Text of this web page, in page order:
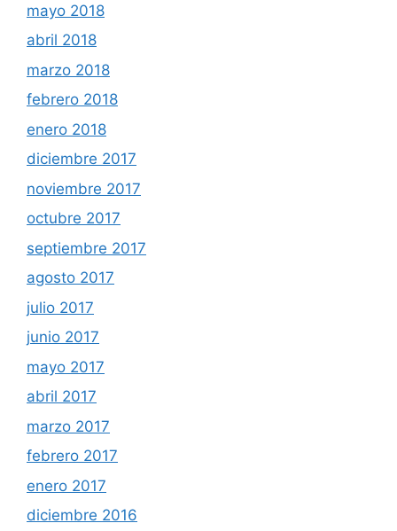
mayo 2018
abril 2018
marzo 2018
febrero 2018
enero 2018
diciembre 2017
noviembre 2017
octubre 2017
septiembre 2017
agosto 2017
julio 2017
junio 2017
mayo 2017
abril 2017
marzo 2017
febrero 2017
enero 2017
diciembre 2016